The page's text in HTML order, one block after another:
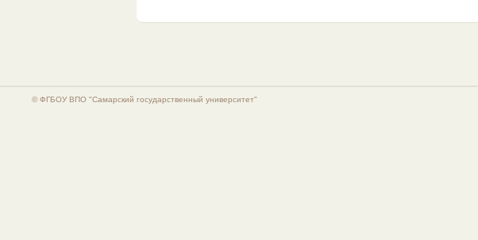
© ФГБОУ ВПО "Самарский государственный университет"